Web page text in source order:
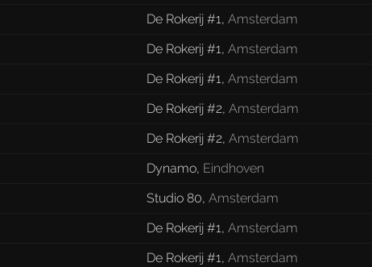
De Rokerij #1,Amsterdam
De Rokerij #1,Amsterdam
De Rokerij #1,Amsterdam
De Rokerij #2,Amsterdam
De Rokerij #2,Amsterdam
Dynamo, Eindhoven
Studio 80,Amsterdam
De Rokerij #1,Amsterdam
De Rokerij #1,Amsterdam